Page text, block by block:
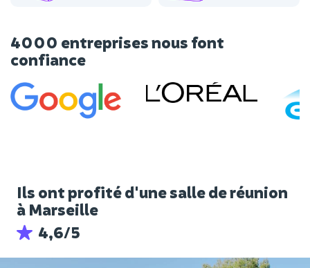
4000 entreprises nous font
confiance
Ils ont profité d'une salle de réunion
à Marseille
4,6/5